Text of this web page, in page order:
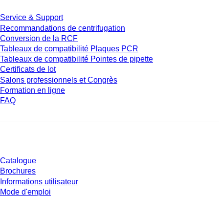
Service & Support
Recommandations de centrifugation
Conversion de la RCF
Tableaux de compatibilité Plaques PCR
Tableaux de compatibilité Pointes de pipette
Certificats de lot
Salons professionnels et Congrès
Formation en ligne
FAQ
Catalogue
Brochures
Informations utilisateur
Mode d'emploi